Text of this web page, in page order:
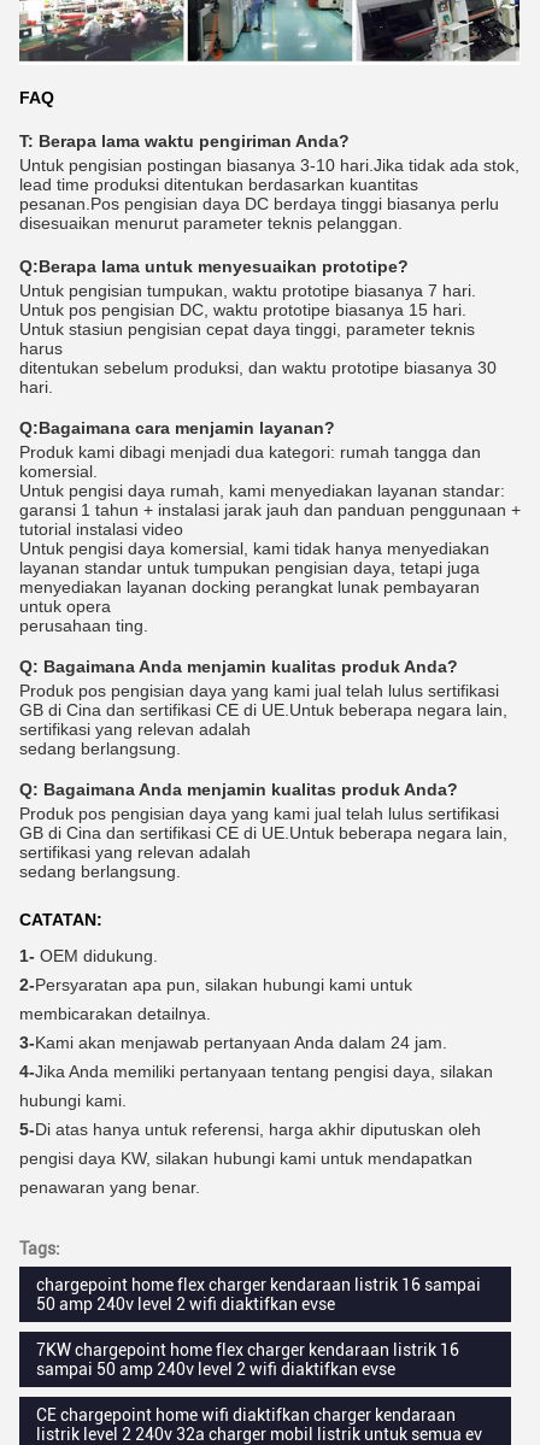
FAQ
T: Berapa lama waktu pengiriman Anda?
Untuk pengisian postingan biasanya 3-10 hari.Jika tidak ada stok,
lead time produksi ditentukan berdasarkan kuantitas
pesanan.Pos pengisian daya DC berdaya tinggi biasanya perlu
disesuaikan menurut parameter teknis pelanggan.
Q:Berapa lama untuk menyesuaikan prototipe?
Untuk pengisian tumpukan, waktu prototipe biasanya 7 hari.
Untuk pos pengisian DC, waktu prototipe biasanya 15 hari.
Untuk stasiun pengisian cepat daya tinggi, parameter teknis
harus
ditentukan sebelum produksi, dan waktu prototipe biasanya 30
hari.
Q:Bagaimana cara menjamin layanan?
Produk kami dibagi menjadi dua kategori: rumah tangga dan
komersial.
Untuk pengisi daya rumah, kami menyediakan layanan standar:
garansi 1 tahun + instalasi jarak jauh dan panduan penggunaan +
tutorial instalasi video
Untuk pengisi daya komersial, kami tidak hanya menyediakan
layanan standar untuk tumpukan pengisian daya, tetapi juga
menyediakan layanan docking perangkat lunak pembayaran
untuk opera
perusahaan ting.
Q: Bagaimana Anda menjamin kualitas produk Anda?
Produk pos pengisian daya yang kami jual telah lulus sertifikasi
GB di Cina dan sertifikasi CE di UE.Untuk beberapa negara lain,
sertifikasi yang relevan adalah
sedang berlangsung.
Q: Bagaimana Anda menjamin kualitas produk Anda?
Produk pos pengisian daya yang kami jual telah lulus sertifikasi
GB di Cina dan sertifikasi CE di UE.Untuk beberapa negara lain,
sertifikasi yang relevan adalah
sedang berlangsung.
CATATAN:
1- OEM didukung.
2-Persyaratan apa pun, silakan hubungi kami untuk
membicarakan detailnya.
3-Kami akan menjawab pertanyaan Anda dalam 24 jam.
4-Jika Anda memiliki pertanyaan tentang pengisi daya, silakan
hubungi kami.
5-Di atas hanya untuk referensi, harga akhir diputuskan oleh
pengisi daya KW, silakan hubungi kami untuk mendapatkan
penawaran yang benar.
Tags:
chargepoint home flex charger kendaraan listrik 16 sampai
50 amp 240v level 2 wifi diaktifkan evse
7KW chargepoint home flex charger kendaraan listrik 16
sampai 50 amp 240v level 2 wifi diaktifkan evse
CE chargepoint home wifi diaktifkan charger kendaraan
listrik level 2 240v 32a charger mobil listrik untuk semua ev